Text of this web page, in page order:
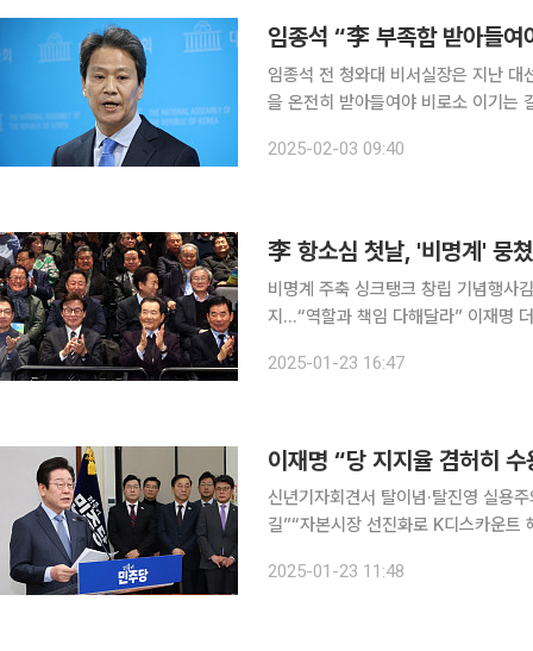
임종석 “李 부족함 받아들여
임종석 전 청와대 비서실장은 지난
을 온전히 받아들여야 비로소 이기는 길이 보일 것”
난점은 옳은 것과 그른 것의 차이가
2025-02-03 09:40
李 항소심 첫날, '비명계' 뭉
비명계 주축 싱크탱크 창립 기념행사
지…“역할과 책임 다해달라” 이재명 더불어민주당 대표의 공직선거법 항소심 첫 재판이 열린 날, 김
띄우는 동시에 최근 발표된 각종 여론
2025-01-23 16:47
이재명 “당 지지율 겸허히
신년기자회견서 탈이념·탈진영 실용
길”“자본시장 선진화로 K디스카운
사에서 여야 정당 지지율이 역전되며
2025-01-23 11:48